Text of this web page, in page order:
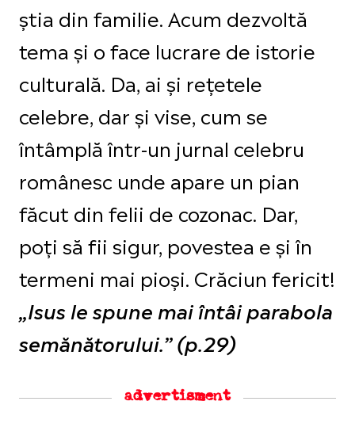
știa din familie. Acum dezvoltă
tema și o face lucrare de istorie
culturală. Da, ai și rețetele
celebre, dar și vise, cum se
întâmplă într-un jurnal celebru
românesc unde apare un pian
făcut din felii de cozonac. Dar,
poți să fii sigur, povestea e și în
termeni mai pioși. Crăciun fericit!
„Isus le spune mai întâi parabola
semănătorului.” (p.29)
advertisment